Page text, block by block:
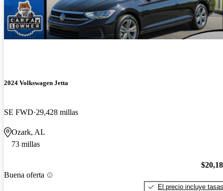
2024 Volkswagen Jetta
SE FWD 29,428 millas
Ozark, AL
73 millas
Buena oferta
El precio incluye tasas